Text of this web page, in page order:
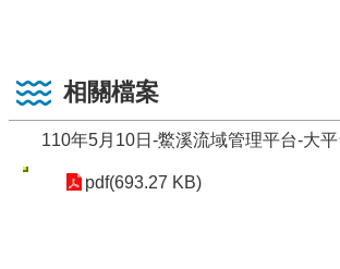
相關檔案
110年5月10日-鱉溪流域管理平台-大
pdf(693.27 KB)